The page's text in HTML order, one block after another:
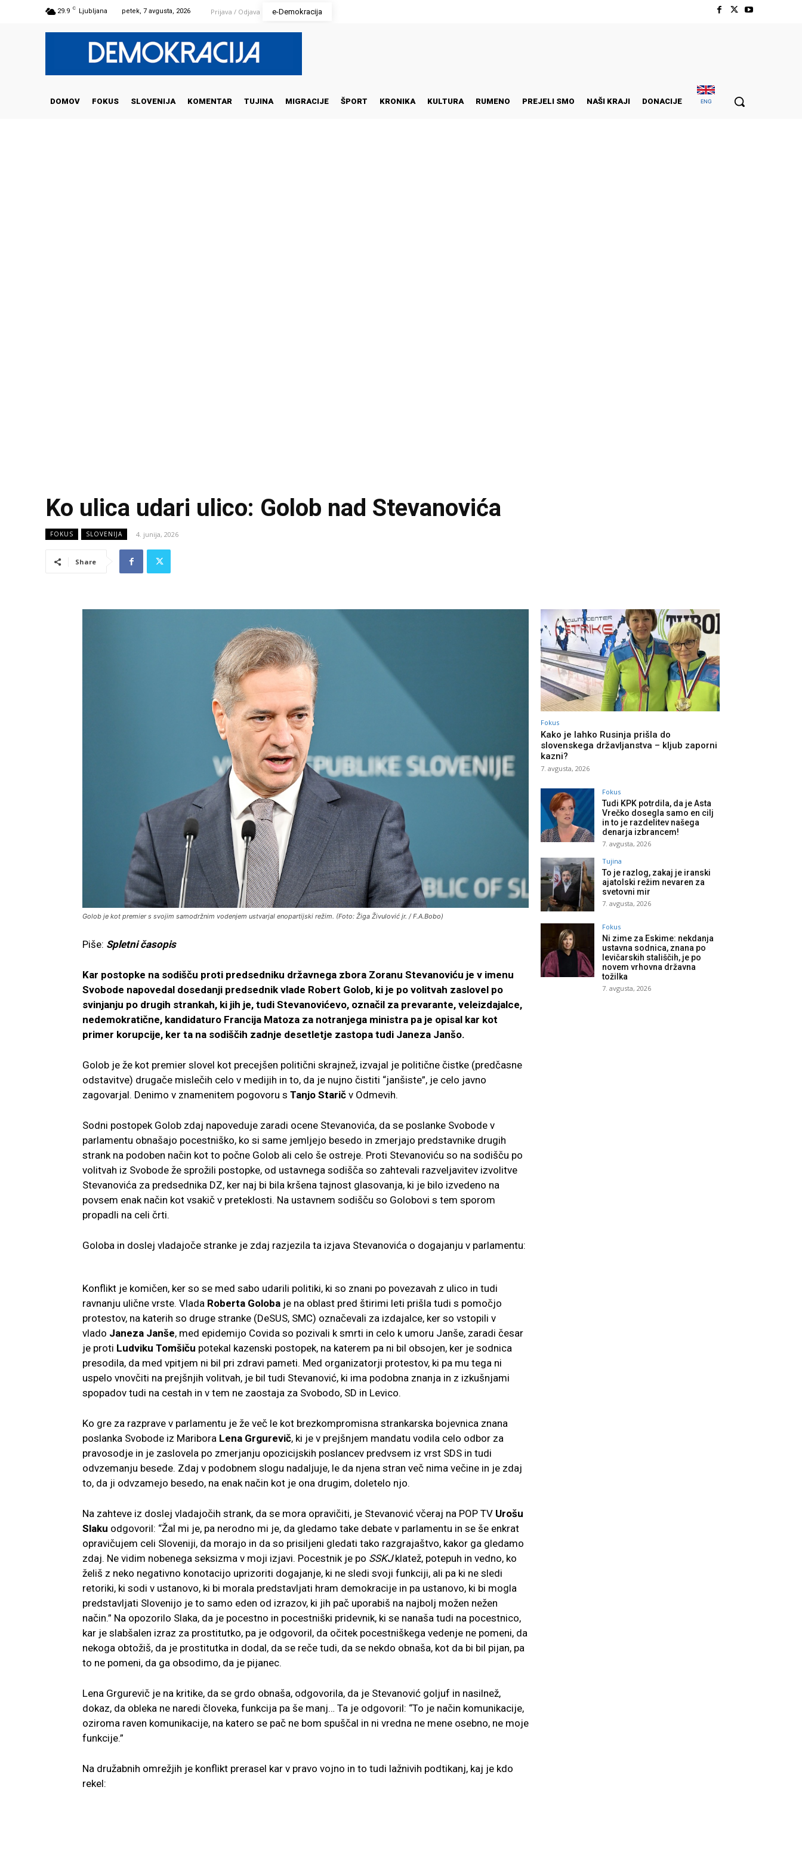
29.9 C Ljubljana petek, 7 avgusta, 2026 Prijava / Odjava e-Demokracija
DOMOV FOKUS SLOVENIJA KOMENTAR TUJINA MIGRACIJE ŠPORT KRONIKA KULTURA RUMENO PREJELI SMO NAŠI KRAJI DONACIJE ENG
Ko ulica udari ulico: Golob nad Stevanovića
FOKUS SLOVENIJA 4. junija, 2026
Share
Golob je kot premier s svojim samodržnim vodenjem ustvarjal enopartijski režim. (Foto: Žiga Živulović jr. / F.A.Bobo)
Piše: Spletni časopis
Kar postopke na sodišču proti predsedniku državnega zbora Zoranu Stevanoviću je v imenu
Svobode napovedal dosedanji predsednik vlade Robert Golob, ki je po volitvah zaslovel po
svinjanju po drugih strankah, ki jih je, tudi Stevanovićevo, označil za prevarante, veleizdajalce,
nedemokratične, kandidaturo Francija Matoza za notranjega ministra pa je opisal kar kot
primer korupcije, ker ta na sodiščih zadnje desetletje zastopa tudi Janeza Janšo.
Golob je že kot premier slovel kot precejšen politični skrajnež, izvajal je politične čistke (predčasne
odstavitve) drugače mislečih celo v medijih in to, da je nujno čistiti “janšiste”, je celo javno
zagovarjal. Denimo v znamenitem pogovoru s Tanjo Starič v Odmevih.
Sodni postopek Golob zdaj napoveduje zaradi ocene Stevanovića, da se poslanke Svobode v
parlamentu obnašajo pocestniško, ko si same jemljejo besedo in zmerjajo predstavnike drugih
strank na podoben način kot to počne Golob ali celo še ostreje. Proti Stevanoviću so na sodišču po
volitvah iz Svobode že sprožili postopke, od ustavnega sodišča so zahtevali razveljavitev izvolitve
Stevanovića za predsednika DZ, ker naj bi bila kršena tajnost glasovanja, ki je bilo izvedeno na
povsem enak način kot vsakič v preteklosti. Na ustavnem sodišču so Golobovi s tem sporom
propadli na celi črti.
Goloba in doslej vladajoče stranke je zdaj razjezila ta izjava Stevanovića o dogajanju v parlamentu:
Konflikt je komičen, ker so se med sabo udarili politiki, ki so znani po povezavah z ulico in tudi
ravnanju ulične vrste. Vlada Roberta Goloba je na oblast pred štirimi leti prišla tudi s pomočjo
protestov, na katerih so druge stranke (DeSUS, SMC) označevali za izdajalce, ker so vstopili v
vlado Janeza Janše, med epidemijo Covida so pozivali k smrti in celo k umoru Janše, zaradi česar
je proti Ludviku Tomšiču potekal kazenski postopek, na katerem pa ni bil obsojen, ker je sodnica
presodila, da med vpitjem ni bil pri zdravi pameti. Med organizatorji protestov, ki pa mu tega ni
uspelo vnovčiti na prejšnjih volitvah, je bil tudi Stevanović, ki ima podobna znanja in z izkušnjami
spopadov tudi na cestah in v tem ne zaostaja za Svobodo, SD in Levico.
Ko gre za razprave v parlamentu je že več le kot brezkompromisna strankarska bojevnica znana
poslanka Svobode iz Maribora Lena Grgurevič, ki je v prejšnjem mandatu vodila celo odbor za
pravosodje in je zaslovela po zmerjanju opozicijskih poslancev predvsem iz vrst SDS in tudi
odvzemanju besede. Zdaj v podobnem slogu nadaljuje, le da njena stran več nima večine in je zdaj
to, da ji odvzamejo besedo, na enak način kot je ona drugim, doletelo njo.
Na zahteve iz doslej vladajočih strank, da se mora opravičiti, je Stevanović včeraj na POP TV Urošu
Slaku odgovoril: “Žal mi je, pa nerodno mi je, da gledamo take debate v parlamentu in se še enkrat
opravičujem celi Sloveniji, da morajo in da so prisiljeni gledati tako razgrajaštvo, kakor ga gledamo
zdaj. Ne vidim nobenega seksizma v moji izjavi. Pocestnik je po SSKJklatež, potepuh in vedno, ko
želiš z neko negativno konotacijo uprizoriti dogajanje, ki ne sledi svoji funkciji, ali pa ki ne sledi
retoriki, ki sodi v ustanovo, ki bi morala predstavljati hram demokracije in pa ustanovo, ki bi mogla
predstavljati Slovenijo je to samo eden od izrazov, ki jih pač uporabiš na najbolj možen nežen
način.” Na opozorilo Slaka, da je pocestno in pocestniški pridevnik, ki se nanaša tudi na pocestnico,
kar je slabšalen izraz za prostitutko, pa je odgovoril, da očitek pocestniškega vedenje ne pomeni, da
nekoga obtožiš, da je prostitutka in dodal, da se reče tudi, da se nekdo obnaša, kot da bi bil pijan, pa
to ne pomeni, da ga obsodimo, da je pijanec.
Lena Grgurevič je na kritike, da se grdo obnaša, odgovorila, da je Stevanović goljuf in nasilnež,
dokaz, da obleka ne naredi človeka, funkcija pa še manj… Ta je odgovoril: “To je način komunikacije,
oziroma raven komunikacije, na katero se pač ne bom spuščal in ni vredna ne mene osebno, ne moje
funkcije.”
Na družabnih omrežjih je konflikt prerasel kar v pravo vojno in to tudi lažnivih podtikanj, kaj je kdo
rekel:
Fokus
Kako je lahko Rusinja prišla do
slovenskega državljanstva – kljub zaporni
kazni?
7. avgusta, 2026
Fokus
Tudi KPK potrdila, da je Asta
Vrečko dosegla samo en cilj
in to je razdelitev našega
denarja izbrancem!
7. avgusta, 2026
Tujina
To je razlog, zakaj je iranski
ajatolski režim nevaren za
svetovni mir
7. avgusta, 2026
Fokus
Ni zime za Eskime: nekdanja
ustavna sodnica, znana po
levičarskih stališčih, je po
novem vrhovna državna
tožilka
7. avgusta, 2026